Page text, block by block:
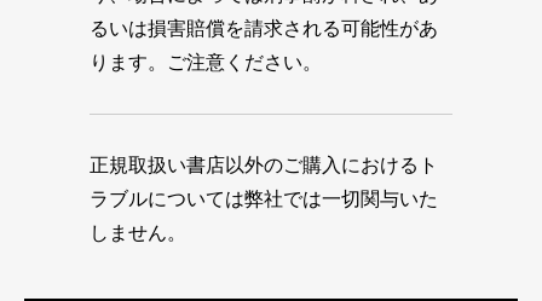
るいは損害賠償を請求される可能性があ
ります。ご注意ください。
正規取扱い書店以外のご購入におけるト
ラブルについては弊社では一切関与いた
しません。